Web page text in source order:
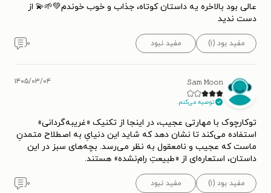
عالی بود بالاخره یه داستان کوتاه، جذاب و خوب خوندم💚🌱💫 از
دست ندید
مفید بود (۱) مفید نبود ۰
𝚂𝚊𝚖 𝙼𝚘𝚘𝚗
توصیه می‌کنم.
۱۴۰۵/۰۳/۰۴
توکارچوک با مهارتی عجیب، در اینجا از تکنیک «غریبه‌گردانی»
استفاده می‌کند تا نشان دهد که شاید این دنیایِ به اصطلاح متمدنِ
ماست که عجیب و نامعقول به نظر می‌رسد. بچه‌های سبز در این
داستان، استعاره‌ای از «طبیعتِ رام‌نشده» هستند.
مفید بود (۱) مفید نبود ۰